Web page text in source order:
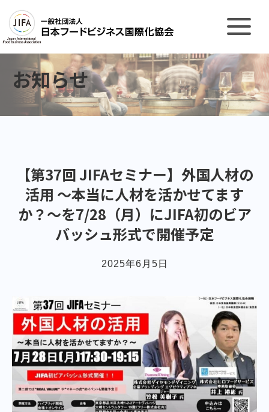
お知らせ
【第37回 JIFAセミナー】外国人材の
活用 〜本当に人材を活かせてます
か？〜を7/28（月）にJIFA初のビア
バッシュ形式で開催予定
2025年6月5日